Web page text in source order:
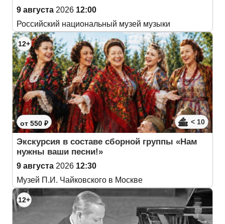
9 августа 2026 12:00
Российский национальный музей музыки
12+
от 550 ₽ < 10
Экскурсия в составе сборной группы «Нам
нужны ваши песни!»
9 августа 2026 12:30
Музей П.И. Чайковского в Москве
12+